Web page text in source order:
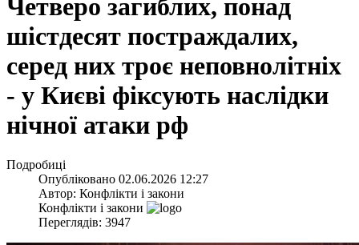
Четверо загиблих, понад
шістдесят постраждалих,
серед них троє неповнолітніх
- у Києві фіксують наслідки
нічної атаки рф
Подробиці
Опубліковано 02.06.2026 12:27
Автор: Конфлікти і закони
Конфлікти і закони
Переглядів: 3947